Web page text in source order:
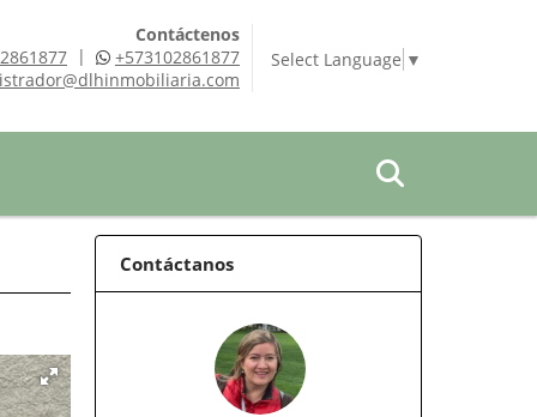
Contáctenos
|
+573102861877
Select Language ▼
Contáctanos